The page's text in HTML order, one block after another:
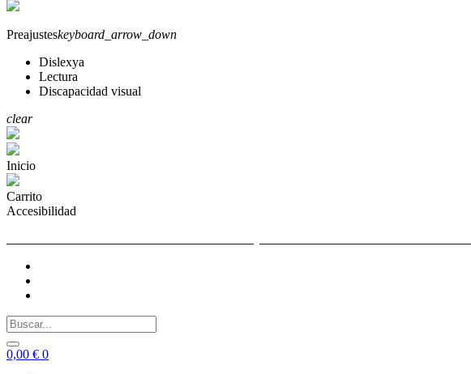
Preajusteskeyboard_arrow_down
Dislexya
Lectura
Discapacidad visual
clear
Inicio
Carrito
Accesibilidad
0,00 € 0